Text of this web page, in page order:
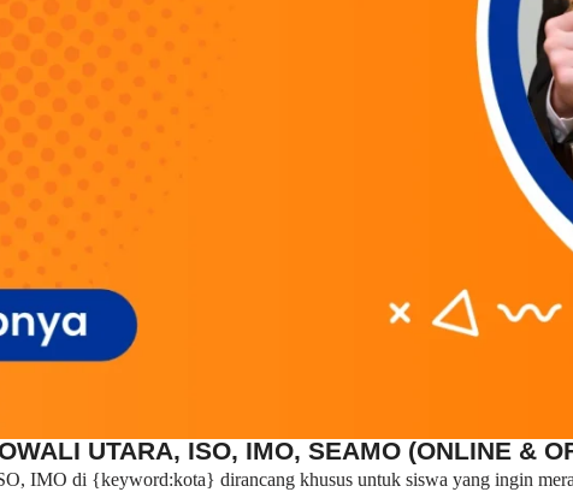
UTARA, ISO, IMO, SEAMO (ONLINE &
IMO di {keyword:kota} dirancang khusus untuk siswa yang ingin